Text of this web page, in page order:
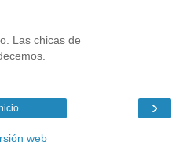
Las chicas de
›
web